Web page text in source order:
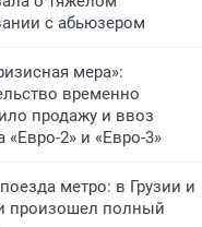
с абьюзером
мера»:
временно
продажу и ввоз
«Евро-2» и «Евро-3»
метро: в Грузии и
произошел полный